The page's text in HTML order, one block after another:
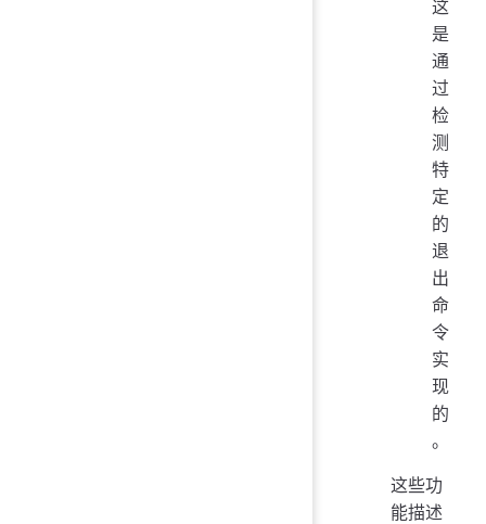
这
是
通
过
检
测
特
定
的
退
出
命
令
实
现
的
。
这些功
能描述